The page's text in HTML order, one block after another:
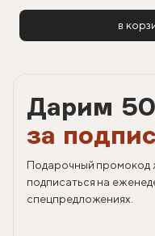
в
Дарим
за
Подарочный промокод
подписаться на
спецпредложениях.